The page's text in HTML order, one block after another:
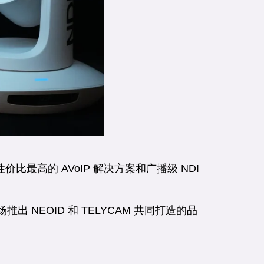
比最高的 AVoIP 解决方案和广播级 NDI
出 NEOID 和 TELYCAM 共同打造的品